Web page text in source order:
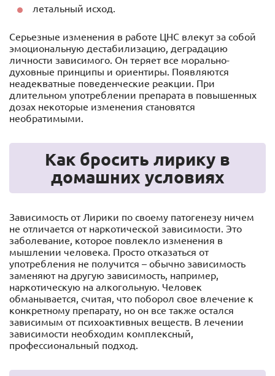
летальный исход.
Серьезные изменения в работе ЦНС влекут за собой
эмоциональную дестабилизацию, деградацию
личности зависимого. Он теряет все морально-
духовные принципы и ориентиры. Появляются
неадекватные поведенческие реакции. При
длительном употреблении препарата в повышенных
дозах некоторые изменения становятся
необратимыми.
Как бросить лирику в
домашних условиях
Зависимость от Лирики по своему патогенезу ничем
не отличается от наркотической зависимости. Это
заболевание, которое повлекло изменения в
мышлении человека. Просто отказаться от
употребления не получится – обычно зависимость
заменяют на другую зависимость, например,
наркотическую на алкогольную. Человек
обманывается, считая, что поборол свое влечение к
конкретному препарату, но он все также остался
зависимым от психоактивных веществ. В лечении
зависимости необходим комплексный,
профессиональный подход.